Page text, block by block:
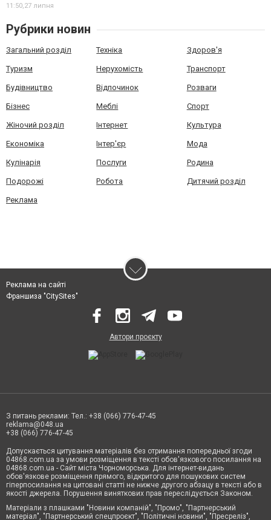
11:50, 27 липня
Рубрики новин
Загальний розділ Техніка Здоров'я
Туризм Нерухомість Транспорт
Будівництво Відпочинок Розваги
Бізнес Меблі Спорт
Жіночий розділ Інтернет Культура
Економіка Інтер'єр Мода
Кулінарія Послуги Родина
Подорожі Робота Дитячий розділ
Реклама
Реклама на сайті
Франшиза "CitySites"
Автори проєкту
З питань реклами: Тел.: +38 (066) 776-47-45
reklama@048.ua
+38 (066) 776-47-45
Допускається цитування матеріалів без отримання попередньої згоди
04868.com.ua за умови розміщення в тексті обов'язкового посилання на
04868.com.ua - Сайт міста Чорноморська. Для інтернет-видань
обов'язкове розміщення прямого, відкритого для пошукових систем
гіперпосилання на цитовані статті не нижче другого абзацу в тексті або в
якості джерела. Порушення виняткових прав переслідується Законом.
Матеріали з плашками "Новини компаній", "Промо", "Партнерський
матеріал", "Партнерський спецпроєкт", "Політичні новини", "Пресреліз",